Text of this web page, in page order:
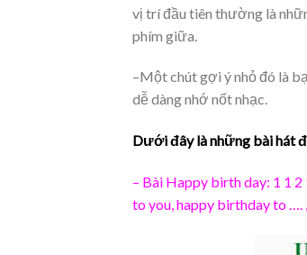
vị trí đầu tiên thường là
phím giữa.
–Một chút gợi ý nhỏ đó là
dễ dàng nhớ nốt nhạc.
Dưới đây là những bài hát
– Bài Happy birth day: 1 1 2
to you, happy birthday to ….